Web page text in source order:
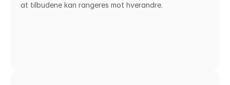
at tilbudene kan rangeres mot hverandre.